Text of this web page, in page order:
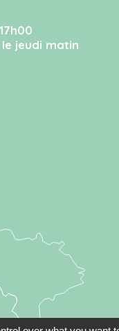
jeudi matin